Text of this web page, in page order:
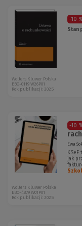
-10
Stan
Wolters Kluwer Polska
EBO-0119 W26P01
Rok publikacji: 2025
-10
Ewa
jak
Wolters Kluwer Polska
EBO-4879 W01P01
Rok publikacji: 2025